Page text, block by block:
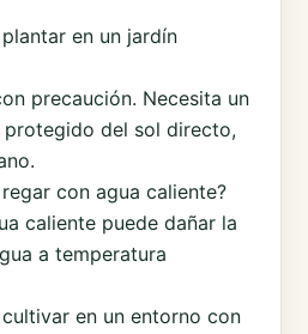
en un jardín
precaución. Necesita un
del sol directo,
con agua caliente?
caliente puede dañar la
a temperatura
cultivar en un entorno con